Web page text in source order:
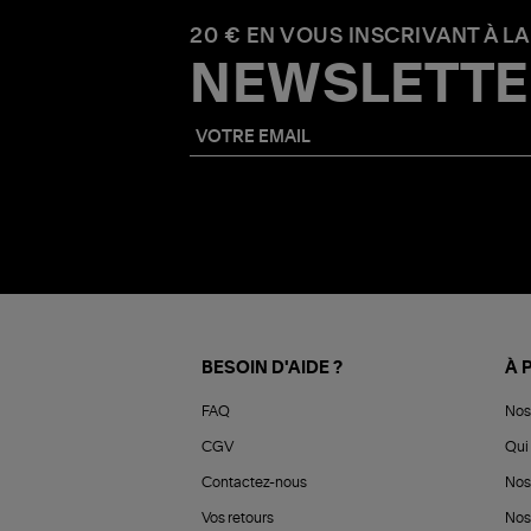
20 € EN VOUS INSCRIVANT À LA
BESOIN D'AIDE ?
FAQ
CGV
Contactez-nous
Vos retours
À
Qui